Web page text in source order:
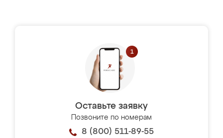
Оставьте заявку
Позвоните по номерам
8 (800) 511-89-55